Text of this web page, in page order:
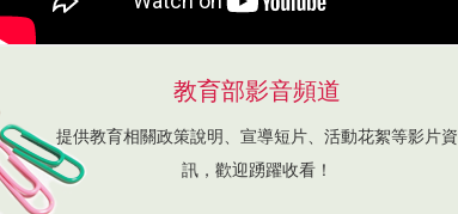
教育部影音頻道
提供教育相關政策說明、宣導短片、活動花絮等影片資
訊，歡迎踴躍收看！